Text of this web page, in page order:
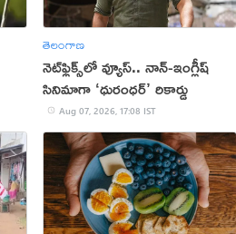
తెలంగాణ
నెట్‌ఫ్లిక్స్‌లో వ్యూస్.. నాన్-ఇంగ్లీష్
సినిమాగా ‘ధురంధర్’ రికార్డు
Aug 07, 2026, 17:08 IST